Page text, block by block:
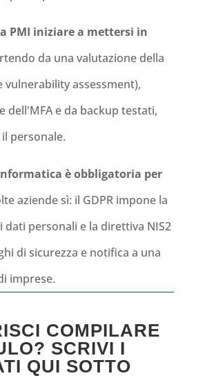
PMI iniziare a mettersi in
da una valutazione della
vulnerability assessment),
dell'MFA e da backup testati,
personale.
è obbligatoria per
aziende sì: il GDPR impone la
dati personali e la direttiva NIS2
di sicurezza e notifica a una
imprese.
COMPILARE
SCRIVI I
QUI SOTTO